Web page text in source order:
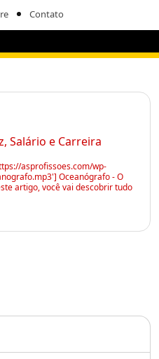
Contato
Salário e Carreira
asprofissoes.com/wp-
Oceanógrafo - O
artigo, você vai descobrir tudo